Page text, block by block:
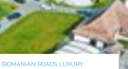
ROMANIAN ROADS LUXURY